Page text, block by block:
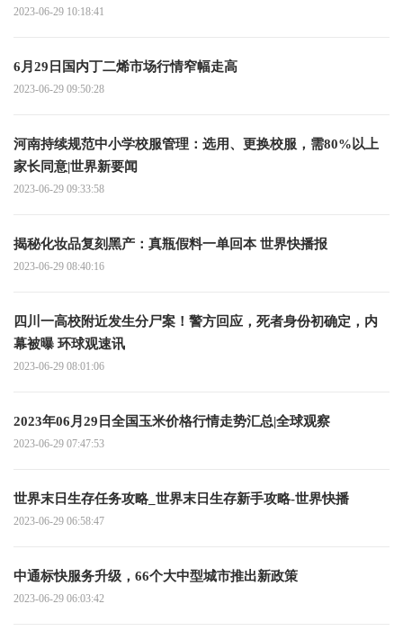
2023-06-29 10:18:41
6月29日国内丁二烯市场行情窄幅走高
2023-06-29 09:50:28
河南持续规范中小学校服管理：选用、更换校服，需80%以上
家长同意|世界新要闻
2023-06-29 09:33:58
揭秘化妆品复刻黑产：真瓶假料一单回本 世界快播报
2023-06-29 08:40:16
四川一高校附近发生分尸案！警方回应，死者身份初确定，内
幕被曝 环球观速讯
2023-06-29 08:01:06
2023年06月29日全国玉米价格行情走势汇总|全球观察
2023-06-29 07:47:53
世界末日生存任务攻略_世界末日生存新手攻略-世界快播
2023-06-29 06:58:47
中通标快服务升级，66个大中型城市推出新政策
2023-06-29 06:03:42